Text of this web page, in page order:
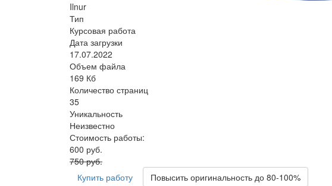
Ilnur
Тип
Курсовая работа
Дата загрузки
17.07.2022
Объем файла
169 Кб
Количество страниц
35
Уникальность
Неизвестно
Стоимость работы:
600 руб.
750 руб.
Купить работу
Повысить оригинальность до 80-100%